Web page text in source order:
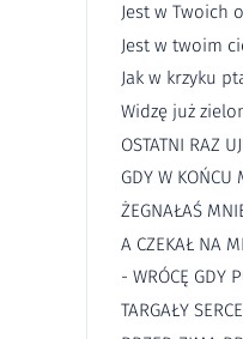
Jest w Twoich
Jest w twoim
Jak w krzyku
Widzę już
OSTATNI RAZ
GDY W KOŃCU
ŻEGNAŁAŚ
A CZEKAŁ NA
- WRÓCĘ GDY
TARGAŁY